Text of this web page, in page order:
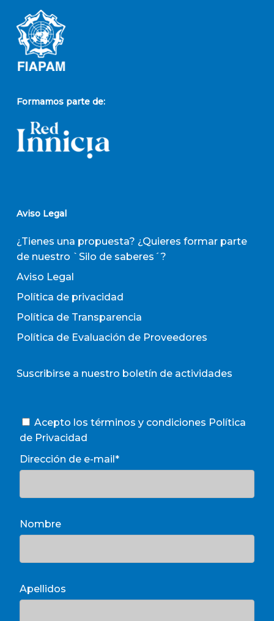
Formamos parte de:
Aviso Legal
¿Tienes una propuesta? ¿Quieres formar parte
de nuestro `Silo de saberes´?
Aviso Legal
Política de privacidad
Política de Transparencia
Política de Evaluación de Proveedores
Suscribirse a nuestro boletín de actividades
Acepto los términos y condiciones Política
de Privacidad
Dirección de e-mail*
Nombre
Apellidos